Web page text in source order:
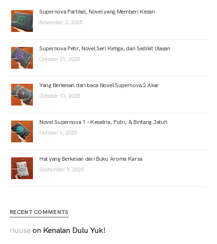
Supernova Partikel, Novel yang Memberi Kesan
November 3, 2025
Supernova Petir, Novel Seri Ketiga, dan Sedikit Ulasan
October 21, 2025
Yang Berkesan dari baca Novel Supernova 2 Akar
October 13, 2025
Novel Supernova 1 – Kesatria, Putri, & Bintang Jatuh
October 6, 2025
Hal yang Berkesan dari Buku Aroma Karsa
September 9, 2025
RECENT COMMENTS
riuusa on Kenalan Dulu Yuk!